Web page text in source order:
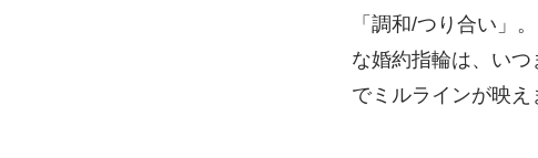
「調和/つり合い」
な婚約指輪は、い
でミルラインが映え